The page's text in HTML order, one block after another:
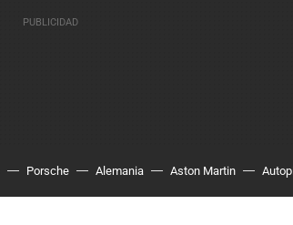
Porsche Alemania Aston Martin